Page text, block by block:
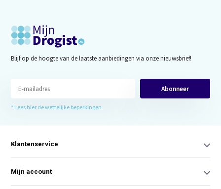
Blijf op de hoogte van de laatste aanbiedingen via onze nieuwsbrief!
Abonneer
* Lees hier de wettelijke beperkingen
Klantenservice
Mijn account